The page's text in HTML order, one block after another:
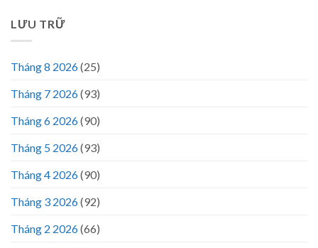
LƯU TRỮ
Tháng 8 2026(25)
Tháng 7 2026(93)
Tháng 6 2026(90)
Tháng 5 2026(93)
Tháng 4 2026(90)
Tháng 3 2026(92)
Tháng 2 2026(66)